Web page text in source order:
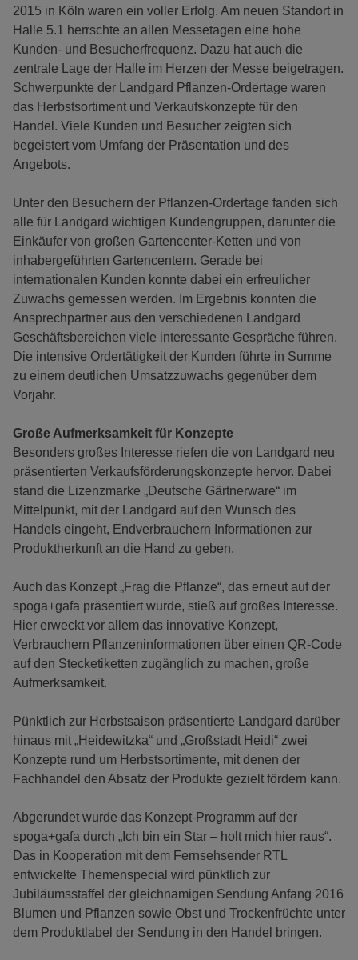
2015 in Köln waren ein voller Erfolg. Am neuen Standort in
Halle 5.1 herrschte an allen Messetagen eine hohe
Kunden- und Besucherfrequenz. Dazu hat auch die
zentrale Lage der Halle im Herzen der Messe beigetragen.
Schwerpunkte der Landgard Pflanzen-Ordertage waren
das Herbstsortiment und Verkaufskonzepte für den
Handel. Viele Kunden und Besucher zeigten sich
begeistert vom Umfang der Präsentation und des
Angebots.
Unter den Besuchern der Pflanzen-Ordertage fanden sich
alle für Landgard wichtigen Kundengruppen, darunter die
Einkäufer von großen Gartencenter-Ketten und von
inhabergeführten Gartencentern. Gerade bei
internationalen Kunden konnte dabei ein erfreulicher
Zuwachs gemessen werden. Im Ergebnis konnten die
Ansprechpartner aus den verschiedenen Landgard
Geschäftsbereichen viele interessante Gespräche führen.
Die intensive Ordertätigkeit der Kunden führte in Summe
zu einem deutlichen Umsatzzuwachs gegenüber dem
Vorjahr.
Große Aufmerksamkeit für Konzepte
Besonders großes Interesse riefen die von Landgard neu
präsentierten Verkaufsförderungskonzepte hervor. Dabei
stand die Lizenzmarke „Deutsche Gärtnerware“ im
Mittelpunkt, mit der Landgard auf den Wunsch des
Handels eingeht, Endverbrauchern Informationen zur
Produktherkunft an die Hand zu geben.
Auch das Konzept „Frag die Pflanze“, das erneut auf der
spoga+gafa präsentiert wurde, stieß auf großes Interesse.
Hier erweckt vor allem das innovative Konzept,
Verbrauchern Pflanzeninformationen über einen QR-Code
auf den Stecketiketten zugänglich zu machen, große
Aufmerksamkeit.
Pünktlich zur Herbstsaison präsentierte Landgard darüber
hinaus mit „Heidewitzka“ und „Großstadt Heidi“ zwei
Konzepte rund um Herbstsortimente, mit denen der
Fachhandel den Absatz der Produkte gezielt fördern kann.
Abgerundet wurde das Konzept-Programm auf der
spoga+gafa durch „Ich bin ein Star – holt mich hier raus“.
Das in Kooperation mit dem Fernsehsender RTL
entwickelte Themenspecial wird pünktlich zur
Jubiläumsstaffel der gleichnamigen Sendung Anfang 2016
Blumen und Pflanzen sowie Obst und Trockenfrüchte unter
dem Produktlabel der Sendung in den Handel bringen.